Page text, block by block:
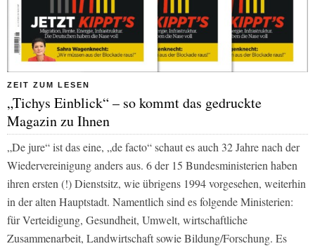
ZEIT ZUM LESEN
„Tichys Einblick“ – so kommt das gedruckte
Magazin zu Ihnen
„De jure“ ist das eine, „de facto“ schaut es auch 32 Jahre nach der
Wiedervereinigung anders aus. 6 der 15 Bundesministerien haben
ihren ersten (!) Dienstsitz, wie übrigens 1994 vorgesehen, weiterhin
in der alten Hauptstadt. Namentlich sind es folgende Ministerien:
für Verteidigung, Gesundheit, Umwelt, wirtschaftliche
Zusammenarbeit, Landwirtschaft sowie Bildung/Forschung. Es